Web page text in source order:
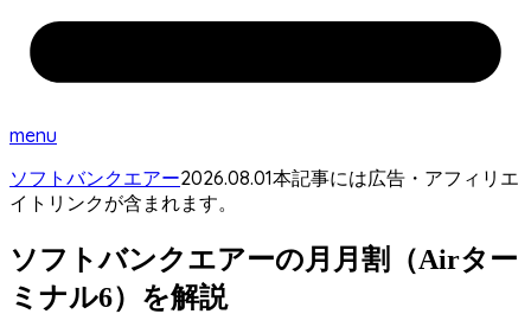
menu
ソフトバンクエアー2026.08.01本記事には広告・アフィリエ
イトリンクが含まれます。
ソフトバンクエアーの月月割（Airター
ミナル6）を解説